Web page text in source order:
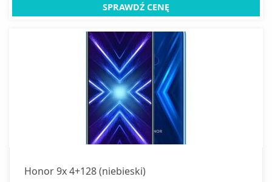
SPRAWDŹ CENĘ
Honor 9x 4+128 (niebieski)